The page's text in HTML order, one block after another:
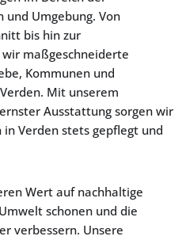
und Umgebung. Von
bis hin zur
maßgeschneiderte
Kommunen und
Mit unserem
Ausstattung sorgen wir
Verden stets gepflegt und
Wert auf nachhaltige
schonen und die
verbessern. Unsere